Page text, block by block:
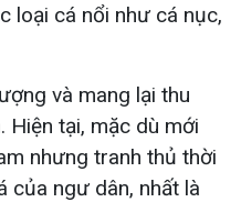
loại cá nổi như cá nục,
và mang lại thu
Hiện tại, mặc dù mới
nhưng tranh thủ thời
của ngư dân, nhất là